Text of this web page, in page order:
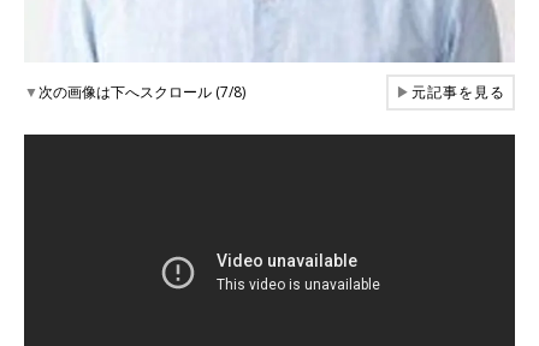
▼次の画像は下へスクロール (7/8) ▶元記事を見る